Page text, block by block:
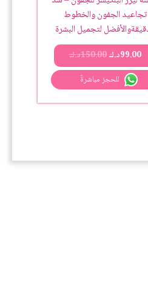
تجاعيد الجفون والخطوط
لتجميل البشرة
150.00د.ك 99.00د.ك
للحجز مباشرةً